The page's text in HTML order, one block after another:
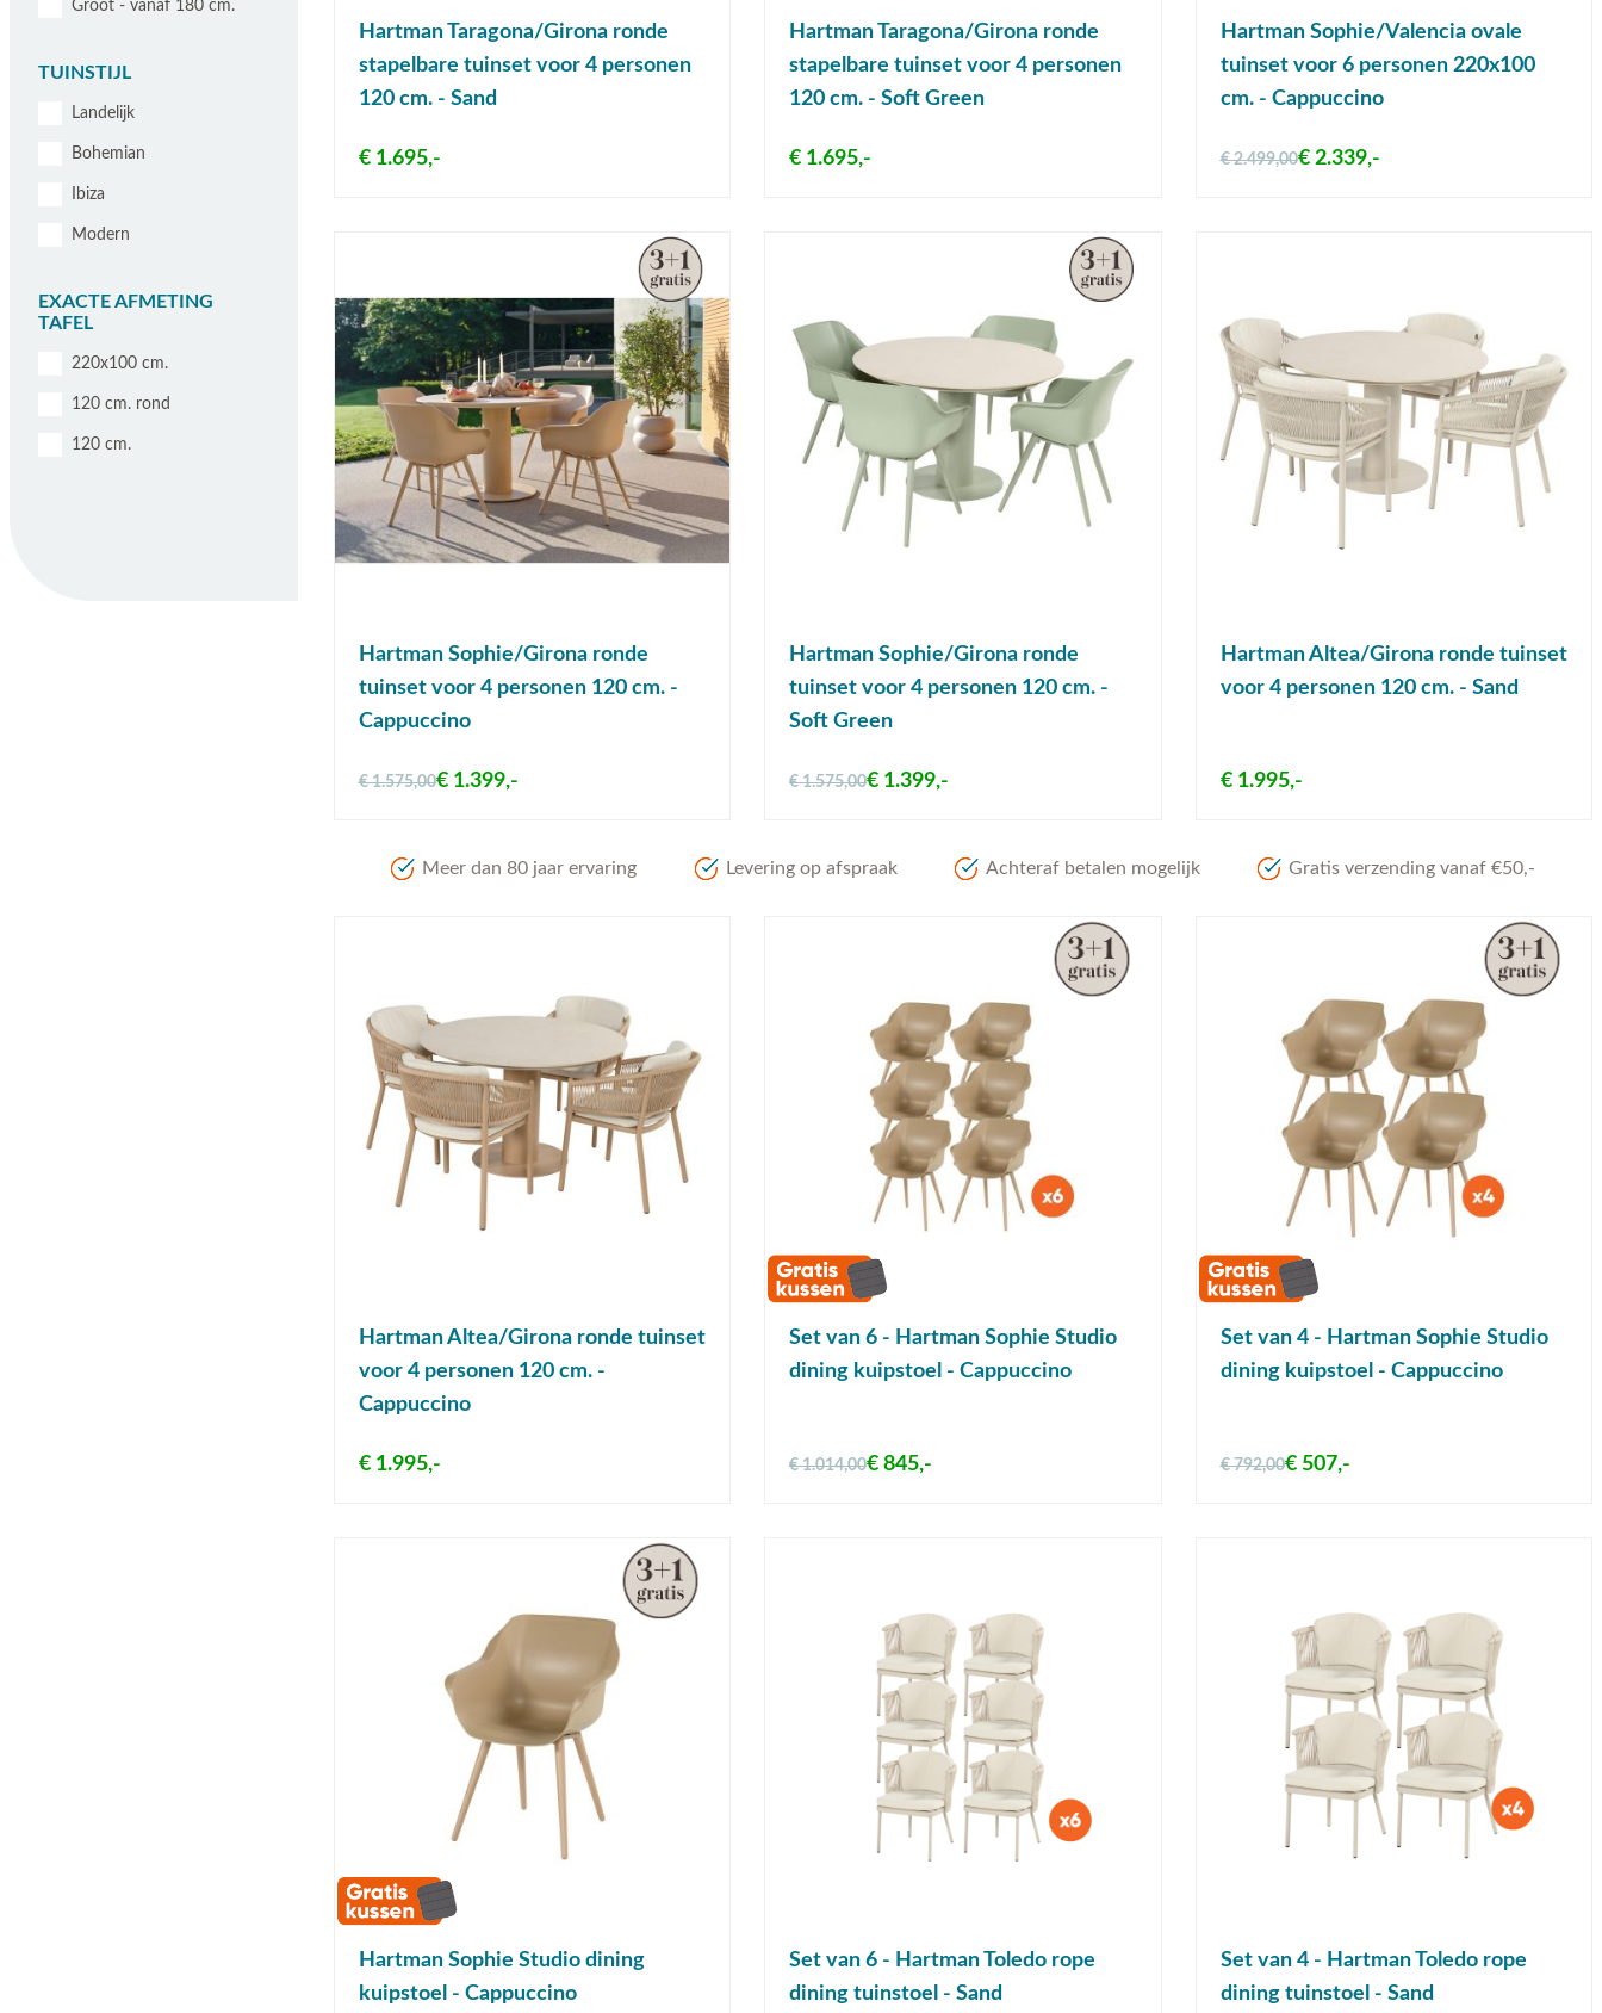
Hartman Taragona/Girona ronde
stapelbare tuinset voor 4 personen
120 cm. - Sand
€ 1.695,-
Hartman Taragona/Girona ronde
stapelbare tuinset voor 4 personen
120 cm. - Soft Green
€ 1.695,-
Hartman Sophie/Valencia ovale
tuinset voor 6 personen 220x100
cm. - Cappuccino
€ 2.499,00€ 2.339,-
Hartman Sophie/Girona ronde
tuinset voor 4 personen 120 cm. -
Cappuccino
€ 1.575,00€ 1.399,-
Hartman Sophie/Girona ronde
tuinset voor 4 personen 120 cm. -
Soft Green
€ 1.575,00€ 1.399,-
Hartman Altea/Girona ronde tuinset
voor 4 personen 120 cm. - Sand
€ 1.995,-
Meer dan 80 jaar ervaring Levering op afspraak Achteraf betalen mogelijk Gratis verzending vanaf €50,-
Hartman Altea/Girona ronde tuinset
voor 4 personen 120 cm. -
Cappuccino
€ 1.995,-
Set van 6 - Hartman Sophie Studio
dining kuipstoel - Cappuccino
€ 1.014,00€ 845,-
Set van 4 - Hartman Sophie Studio
dining kuipstoel - Cappuccino
€ 792,00€ 507,-
Hartman Sophie Studio dining
kuipstoel - Cappuccino
Set van 6 - Hartman Toledo rope
dining tuinstoel - Sand
Set van 4 - Hartman Toledo rope
dining tuinstoel - Sand
Groot - vanaf 180 cm.
TUINSTIJL
Landelijk
Bohemian
Ibiza
Modern
EXACTE AFMETING
TAFEL
220x100 cm.
120 cm. rond
120 cm.